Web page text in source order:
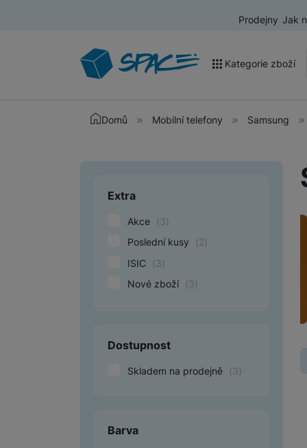
Prodejny Jak
Kategorie zboží
Akce a výprodej
Televize
Audio
Domácí spotřebiče
Tablety
Domů Mobilní telefony Samsung
Upřesnit
Extra
Akce (3)
Poslední kusy
(2)
ISIC
(3)
Nové zboží (3)
Dostupnost
Skladem na prodejně (3)
Barva